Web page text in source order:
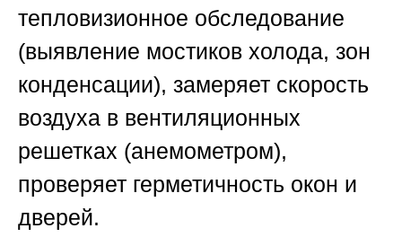
тепловизионное обследование
(выявление мостиков холода, зон
конденсации), замеряет скорость
воздуха в вентиляционных
решетках (анемометром),
проверяет герметичность окон и
дверей.